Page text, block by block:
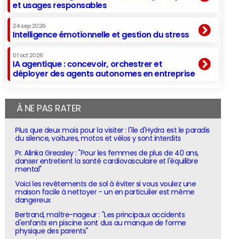
et usages responsables
24 sep 2026
Intelligence émotionnelle et gestion du stress
01 oct 2026
IA agentique : concevoir, orchestrer et
déployer des agents autonomes en entreprise
À NE PAS RATER
Plus que deux mois pour la visiter : l'île d'Hydra est le paradis
du silence, voitures, motos et vélos y sont interdits
Pr. Alinka Greasley : "Pour les femmes de plus de 40 ans,
danser entretient la santé cardiovasculaire et l'équilibre
mental"
Voici les revêtements de sol à éviter si vous voulez une
maison facile à nettoyer - un en particulier est même
dangereux
Bertrand, maître-nageur : "Les principaux accidents
d'enfants en piscine sont dus au manque de forme
physique des parents"